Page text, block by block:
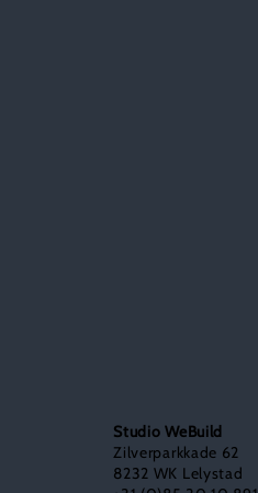
Studio WeBuild
Zilverparkkade 62
8232 WK Lelystad